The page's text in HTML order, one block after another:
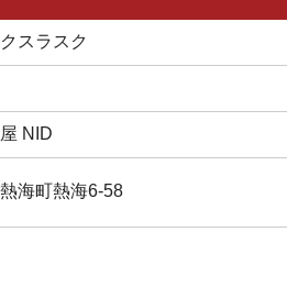
スラスク
NID
海町熱海6-58